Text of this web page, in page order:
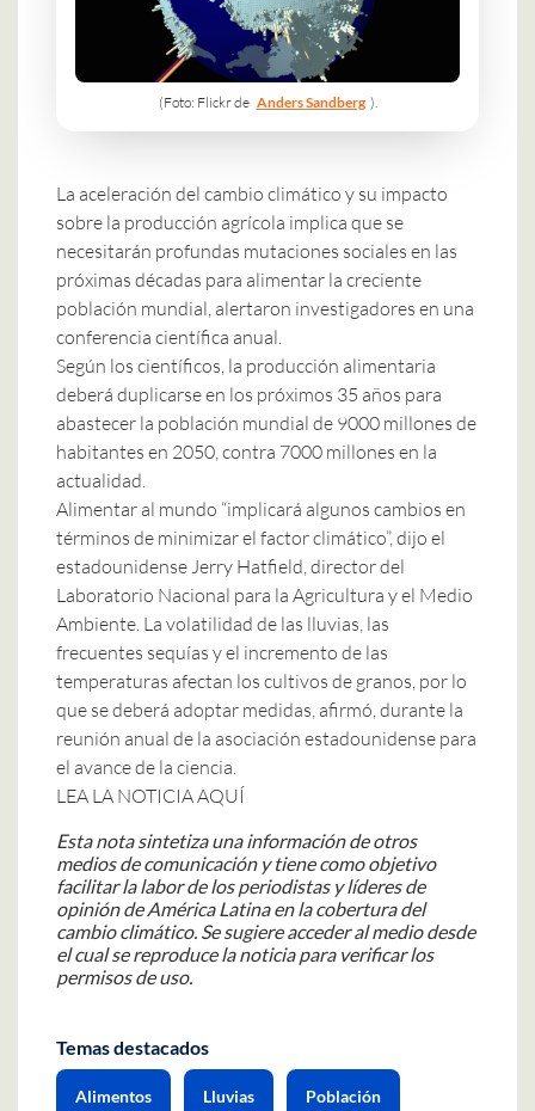
(Foto: Flickr de Anders Sandberg ).
La aceleración del cambio climático y su impacto
sobre la producción agrícola implica que se
necesitarán profundas mutaciones sociales en las
próximas décadas para alimentar la creciente
población mundial, alertaron investigadores en una
conferencia científica anual.
Según los científicos, la producción alimentaria
deberá duplicarse en los próximos 35 años para
abastecer la población mundial de 9000 millones de
habitantes en 2050, contra 7000 millones en la
actualidad.
Alimentar al mundo “implicará algunos cambios en
términos de minimizar el factor climático”, dijo el
estadounidense Jerry Hatfield, director del
Laboratorio Nacional para la Agricultura y el Medio
Ambiente. La volatilidad de las lluvias, las
frecuentes sequías y el incremento de las
temperaturas afectan los cultivos de granos, por lo
que se deberá adoptar medidas, afirmó, durante la
reunión anual de la asociación estadounidense para
el avance de la ciencia.
LEA LA NOTICIA AQUÍ
Esta nota sintetiza una información de otros
medios de comunicación y tiene como objetivo
facilitar la labor de los periodistas y líderes de
opinión de América Latina en la cobertura del
cambio climático. Se sugiere acceder al medio desde
el cual se reproduce la noticia para verificar los
permisos de uso.
Temas destacados
Alimentos Lluvias Población